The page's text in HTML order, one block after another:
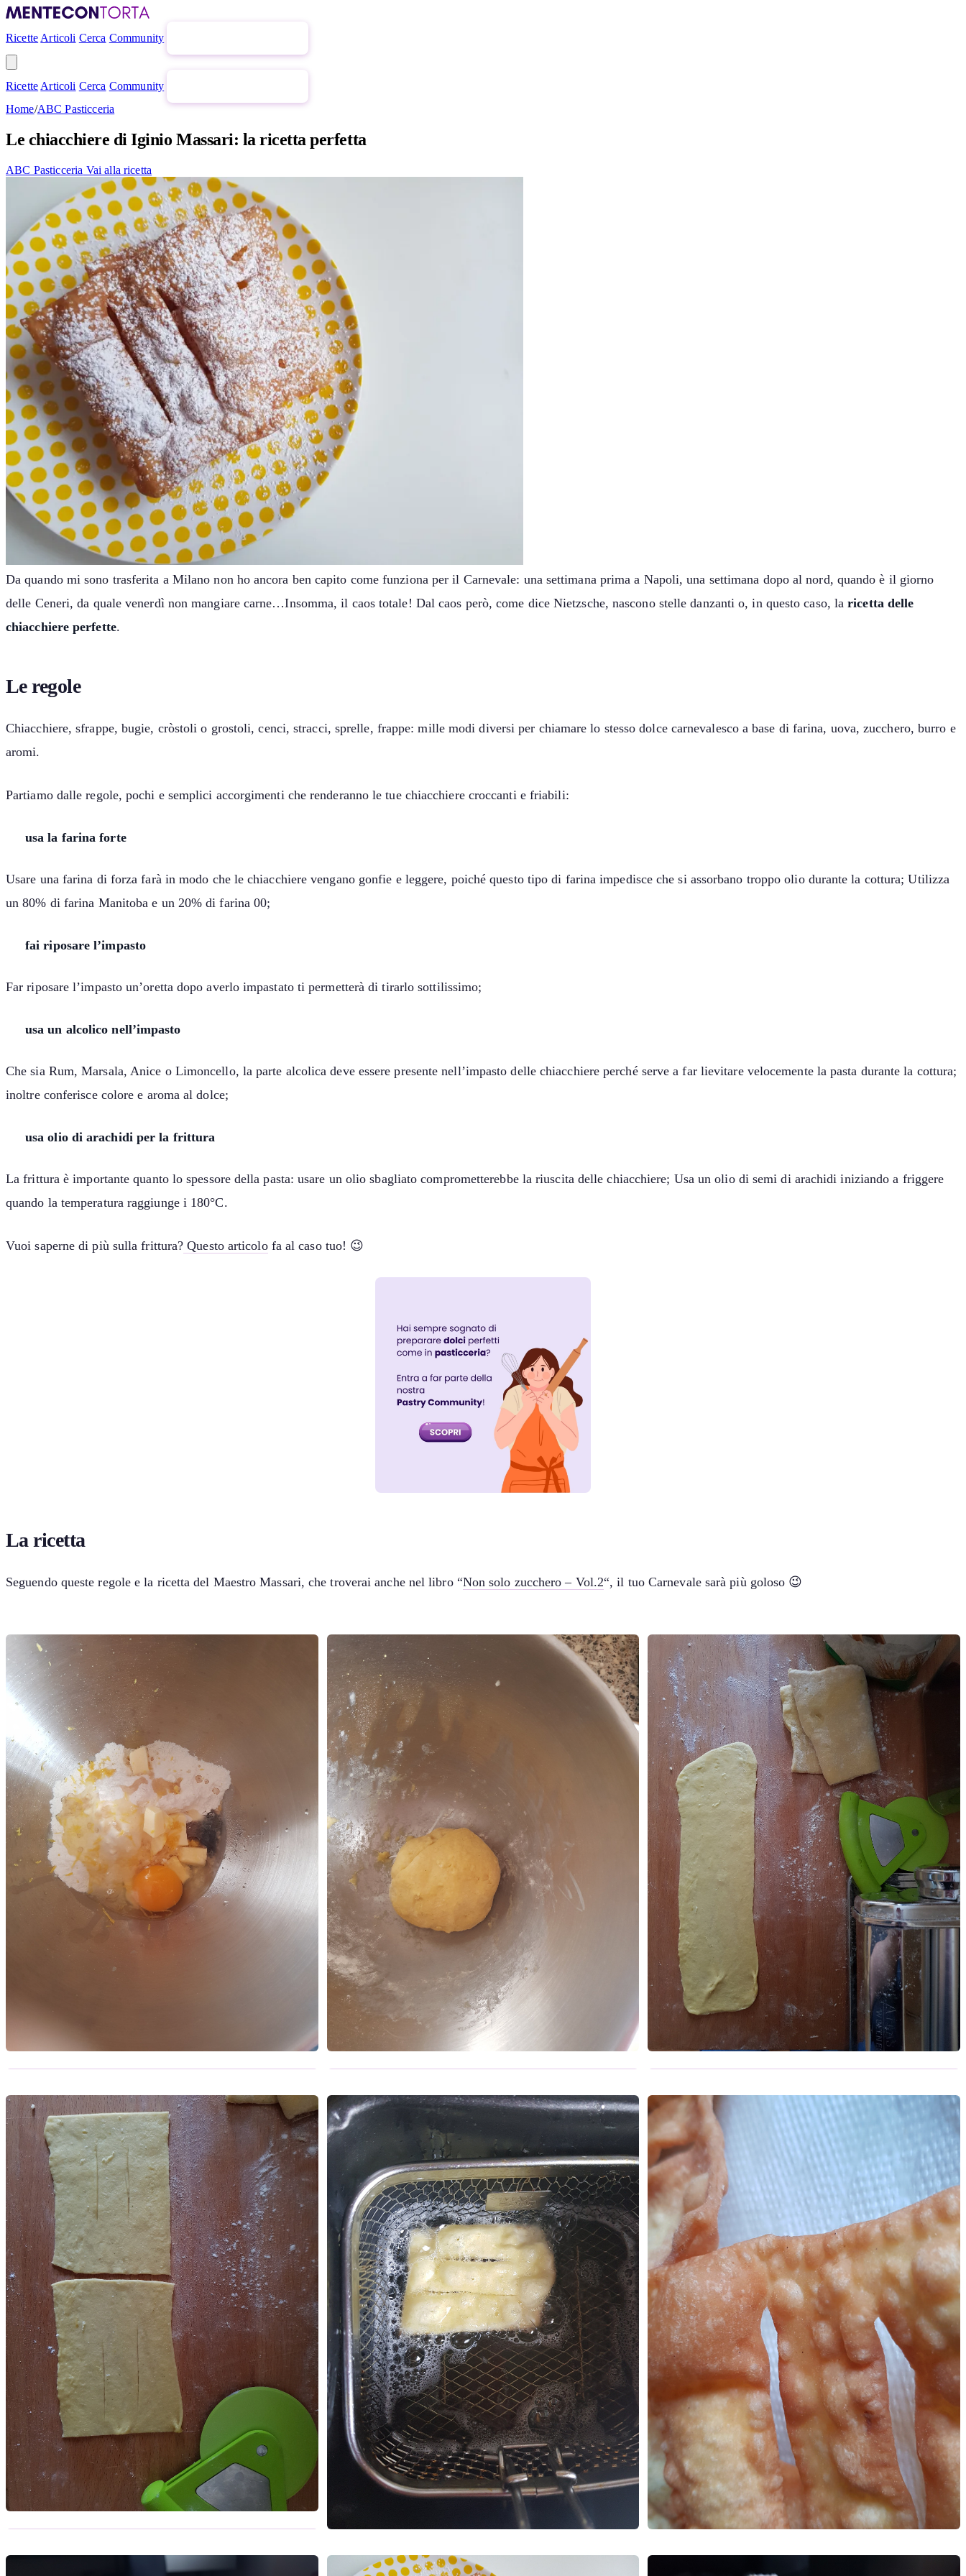
Ricette Articoli Cerca Community
Ricette Articoli Cerca Community
Home/ABC Pasticceria
Le chiacchiere di Iginio Massari: la ricetta perfetta
ABC Pasticceria Vai alla ricetta
Da quando mi sono trasferita a Milano non ho ancora ben capito come funziona per il Carnevale: una settimana prima a Napoli, una settimana dopo al nord, quando è il giorno
delle Ceneri, da quale venerdì non mangiare carne…Insomma, il caos totale! Dal caos però, come dice Nietzsche, nascono stelle danzanti o, in questo caso, laricetta delle
chiacchiere perfette.
Le regole
Chiacchiere, sfrappe, bugie, cròstoli o grostoli, cenci, stracci, sprelle, frappe: mille modi diversi per chiamare lo stesso dolce carnevalesco a base di farina, uova, zucchero, burro e
aromi.
Partiamo dalle regole, pochi e semplici accorgimenti che renderanno le tue chiacchiere croccanti e friabili:
usa la farina forte
Usare una farina di forza farà in modo che le chiacchiere vengano gonfie e leggere, poiché questo tipo di farina impedisce che si assorbano troppo olio durante la cottura; Utilizza
un 80% di farina Manitoba e un 20% di farina 00;
fai riposare l’impasto
Far riposare l’impasto un’oretta dopo averlo impastato ti permetterà di tirarlo sottilissimo;
usa un alcolico nell’impasto
Che sia Rum, Marsala, Anice o Limoncello, la parte alcolica deve essere presente nell’impasto delle chiacchiere perché serve a far lievitare velocemente la pasta durante la cottura;
inoltre conferisce colore e aroma al dolce;
usa olio di arachidi per la frittura
La frittura è importante quanto lo spessore della pasta: usare un olio sbagliato comprometterebbe la riuscita delle chiacchiere; Usa un olio di semi di arachidi iniziando a friggere
quando la temperatura raggiunge i 180°C.
Vuoi saperne di più sulla frittura? Questo articolofa al caso tuo! 😉
La ricetta
Seguendo queste regole e la ricetta del Maestro Massari, che troverai anche nel libro “Non solo zucchero – Vol.2“, il tuo Carnevale sarà più goloso 😉